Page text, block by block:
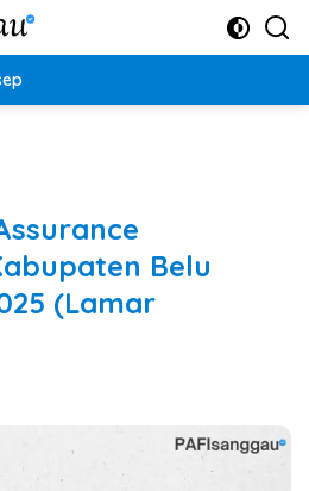
Belu
(Lamar